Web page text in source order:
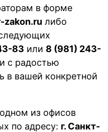
в форме
zakon.ru либо
83 или 8 (981) 243-
с радостью
в вашей конкретной
из офисов
по адресу: г. Санкт-